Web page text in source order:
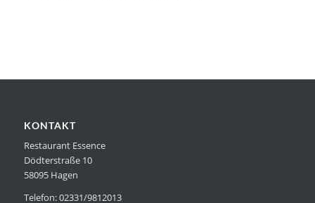
KONTAKT
Restaurant Essence
Dödterstraße 10
58095 Hagen
Telefon: 02331/9812013